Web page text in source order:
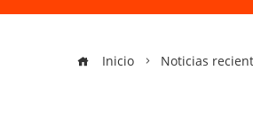
Inicio Noticias